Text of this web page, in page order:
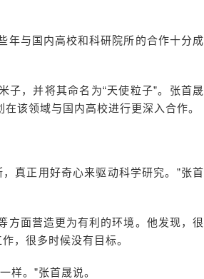
年与国内高校和科研院所的合作十分成
子，并将其命名为“天使粒子”。张首晟
该领域与国内高校进行更深入合作。
真正用好奇心来驱动科学研究。”张首
方面营造更为有利的环境。他发现，很
，很多时候没有目标。
样。”张首晟说。